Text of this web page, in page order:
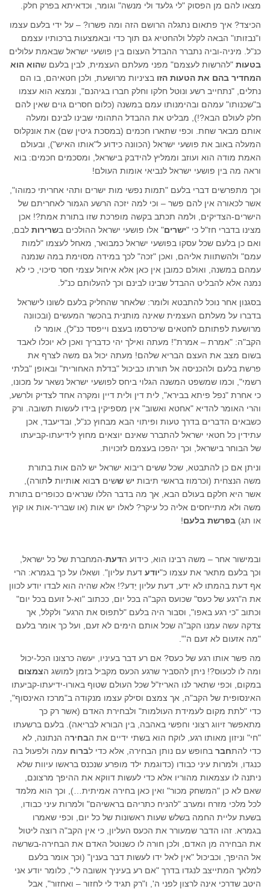
מצאו להם מן הפסוק "לי גלעד ולי מנשה" וגומר, וכדאיתא בפרק חלק.
הכיצד? איך פתאום נתגלה הרושם הזה ומה פשרו? – על ידי בלעם עצמו
ו"נבזותו" הבאה לקלל ולהחטיא גם תוך כדי ובאמצעות ברכותיו עצמם
כנ"ל. מיניה-וביה נתברר ההבדל העצום בין פושעי ישראל שבאמת עלולים
בטעות "להרשות לעצמם" מפני מעלתם העצמית, לבין בלעם שהוא הוא
המחדיר בהם את הטעות הזו בציניות מרושעת, ולכן חטאיהם, בו הם
נתלים, "נתחייב רשע ונוטל חלקו וחלק חברו בגיהנם", ונמצא הוא עצמו
ב"שכנותו" עמהם ובהימנותו עמם במשנה (כלום חסרים גוים שאין להם
חלק לעולם הבא?!), מבליט את ההבדל התהומי שבינו לבינם ומעלה
אותם מבאר שחת. וכפי שתארו חכמים (במסכת גיטין שם) את אונקלוס
המעלה באוב את פושעי ישראל (הכוונה כידוע ל"אותו האיש"), ובעולם
האמת מודה הוא ועוזב וממליץ להידבק בישראל, ומסכמים חכמים: בוא
וראה מה בין פושעי ישראל לנביאי אומות העולם!
וכך מתפרשים דברי בלעם "תמות נפשי מות ישרים ותהי אחריתי כמוהו",
אשר לכאורה אין להם פשר – וכי למה יזכה הרשע הגמור לאחריתם של
הישרים-הצדיקים, ולמה תכתב בקשה מופרכת שזו בתורת אמת?! אכן
מצינו בדברי חז"ל כי "ישרים" אלו פושעי ישראל ההולכים בשרירות לבם,
ואם כן בלעם שכל עסקו בפושעי ישראל כמבואר, מאחל לעצמו "למות
עמם" ולהשתוות אליהם, ואכן "זכה" לכך במידה מסוימת במה שנמנה
עמהם במשנה, ואולם כמובן אין כאן אלא איחול עצמי חסר סיכוי, כי לא
נמנה אלא להבליט ההבדל שבינו לבינם וכך להעלותם כנ"ל.
בסגנון אחר נוכל להתבטא ולומר: שלאחר שהחליק בלעם לשונו לישראל
בדברו על מעלתם העצמית שאינה מותנית בהכשר המעשים (ובכוונה
מרושעת לפתותם לחטאים שיכרסמו בעצם וייפסד כנ"ל), אומר לו
הקב"ה: "אמרת – אמרת"! מעתה ואילך יהי כדבריך ואכן לא יוכלו לאבד
בשום מצב את העצם הבריא שלהם! מעתה יכול גם משה לצרף את
פרשת בלעם ולהכניסה אל תורתו כביכול "בדלת האחורית" ובאופן "בלתי
רשמי", וכמו שמשפט המשנה הגלוי ביחס לפושעי ישראל נשאר על מכונו,
כי אחרת "נפל פיתא בבירא", לית דין ולית דיין ומקרה אחד לצדיק ולרשע,
והרי האומר להדיא "אחטא ואשוב" אין מספיקין בידו לעשות תשובה. ורק
כשבאים הדברים בדרך טעות ופיתוי הבא מבחוץ כנ"ל, ובדיעבד, אכן
עתידין כל חטאי ישראל להתברר שאינם יוצאים מחוץ לידיעתו-קביעתו
של הבוחר בישראל, וכך יהפכו בעצמם לזכויות.
וניתן אם כן להתבטא, שכל ששים ריבוא ישראל יש להם אות בתורת
משה הנצחית (וכרמוז בראשי תיבות יש ששים רבוא אותיות לתורה),
אשר היא חלקם בעולם הבא, אך מה בדבר הללו שנראים ככופרים בתורת
משה ולא מתייחסים אליה כל עיקר? לאלו יש אות (או שבריר-אות או קוץ
או תג) בפרשת בלעם!
ובמישור אחר – משה רבינו הוא, כידוע הדעת-המחברת של כל ישראל,
וכך בלעם מתאר את עצמו כ"יודע דעת עליון". ושאלו על כך בגמרא: הרי
אף דעת בהמתו לא ידע, דעת עליון יֵדע?! אלא שהיה הוא לבדו יודע לכוון
את ה"רגע של כעס" שכועס הקב"ה בכל יום, ככתוב "וא-ל זועם בכל יום"
וכתוב "כי רגע באפו", וסבור היה בלעם "לתפוס את הרגע" ולקלל, אך
צדקה עשה עמנו הקב"ה שכל אותם הימים לא זעם, ועל כך אומר בלעם
"מה אזעום לא זעם ה'".
מה פשר אותו רגע של כעס? אם רע דבר בעיניו, יעשה כרצונו הכל-יכול
ומה לו לכעוס?! ניתן להסביר שרגע הכעס מקביל בזמן למושג הצמצום
במקום, וכפי שתאר לנו האריז"ל שכל העולם שטוף באורו-ידיעתו-קביעתו
האינסופית של הקב"ה, אך צמצם וסילק עצמו מנקודה ב"מרכז האינסוף",
כדי "לתת מקום לעמידת העולמות" ולבחירת האדם (אשר רק כך
מתאפשר זיווג רצוני וחפשי באהבה, בין הבורא לבריאה). בלעם ברשעתו
"חי" וניזון מאותו רגע, לוקח הוא בשתי ידיים את הבחירה הנתונה, לא
כדי להתחבר בחופש עם נותן הבחירה, אלא כדי לברוח עמה ולפעול בה
כנגדו, ולמרות עיני כבודו (כדוגמת ילד מופרע שנכנס בראשו עיוות שלא
ניתנה לו עצמאות מהוריו אלא כדי לעשות דווקא את ההיפך מרצונם,
שאם לא כן "המשחק מכור" ואין כאן בחירה אמיתית…), וכך הוא מלמד
לכל מלכי מזרח ומערב "להניח כתריהם בראשיהם" ולמרות עיני כבודו,
בשעת עליית החמה בשלש שעות ראשונות של כל יום, וכפי שאמרו
בגמרא. זהו הדבר שמעורר את הכעס העליון, כי אין הקב"ה רוצה ליטול
את הבחירה מן האדם, ולכן חורה לו כשנוטל האדם את הבחירה-בשרשה
אל ההיפך, וכביכול "אין לאל ידו לעשות דבר בענין" (וכך אומר בלעם
למלאך המתייצב לנגדו בדרך "אם רע בעיניך אשובה לי", כלומר יודע אני
היטב שדרכי אינה לרצון לפני ה', ו"רק תגיד לי לחזור – ואחזור", אבל